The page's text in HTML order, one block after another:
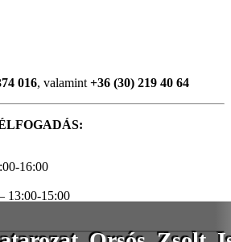
016, valamint +36 (30) 219 40 64
16:00
13:00-15:00